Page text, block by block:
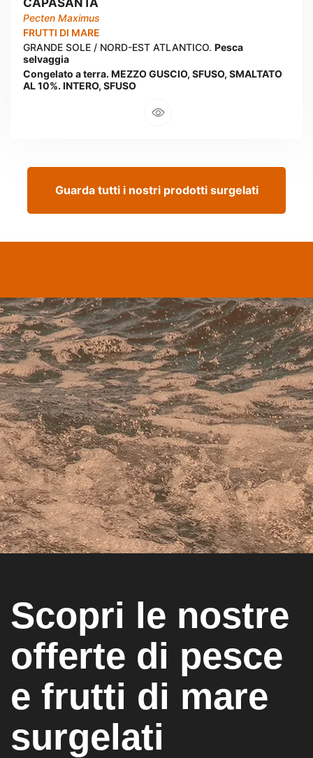
Pecten Maximus
FRUTTI DI MARE
GRANDE SOLE / NORD-EST ATLANTICO. Pesca
selvaggia
Congelato a terra. MEZZO GUSCIO, SFUSO, SMALTATO
AL 10%. INTERO, SFUSO
Guarda tutti i nostri prodotti surgelati
Scopri le nostre
offerte di pesce
e frutti di mare
surgelati